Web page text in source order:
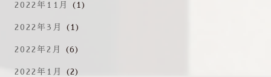
2022年11月 (1)
2022年3月 (1)
2022年2月 (6)
2022年1月 (2)